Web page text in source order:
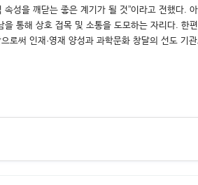
을 깨닫는 좋은 계기가 될 것”이라고 전했다.
통해 상호 접목 및 소통을 도모하는 자리다. 한
로써 인재·영재 양성과 과학문화 창달의 선도 기